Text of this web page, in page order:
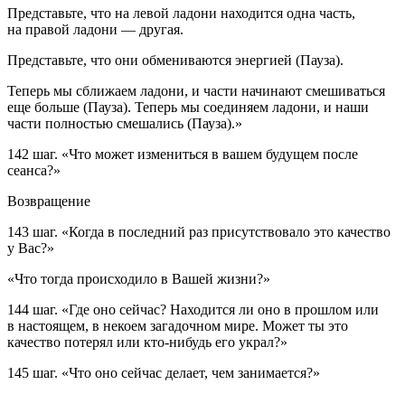
Представьте, что на левой ладони находится одна часть,
на правой ладони — другая.
Представьте, что они обмениваются энергией (Пауза).
Теперь мы сближаем ладони, и части начинают смешиваться
еще больше (Пауза). Теперь мы соединяем ладони, и наши
части полностью смешались (Пауза).»
142 шаг. «Что может измениться в вашем будущем после
сеанса?»
Возвращение
143 шаг. «Когда в последний раз присутствовало это качество
у Вас?»
«Что тогда происходило в Вашей жизни?»
144 шаг. «Где оно сейчас? Находится ли оно в прошлом или
в настоящем, в некоем загадочном мире. Может ты это
качество потерял или кто-нибудь его украл?»
145 шаг. «Что оно сейчас делает, чем занимается?»